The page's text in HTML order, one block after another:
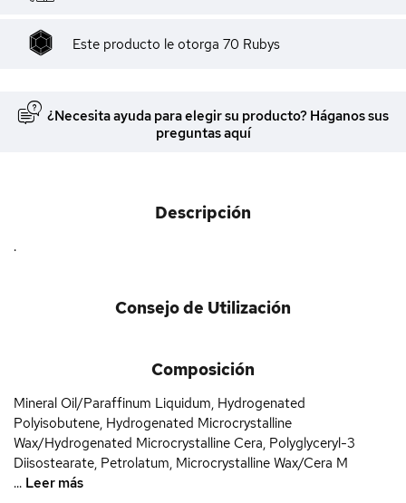
Este producto le otorga 70 Rubys
¿Necesita ayuda para elegir su producto? Háganos sus
preguntas aquí
Descripción
.
Consejo de Utilización
Composición
Mineral Oil/Paraffinum Liquidum, Hydrogenated
Polyisobutene, Hydrogenated Microcrystalline
Wax/Hydrogenated Microcrystalline Cera, Polyglyceryl-3
Diisostearate, Petrolatum, Microcrystalline Wax/Cera M
... Leer más